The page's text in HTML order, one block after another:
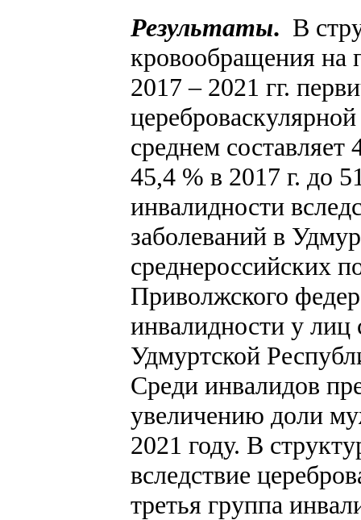
Результаты. В
кровообращения на
2017 – 2021 гг.
среднем
45,4 % в 2017 г. до
инвалидности
заболеваний в
среднероссийских
Приволжского
инвалидности у лиц
Удмуртской
Среди инвалидов
увеличению доли
2021 году. В
вследствие
третья группа